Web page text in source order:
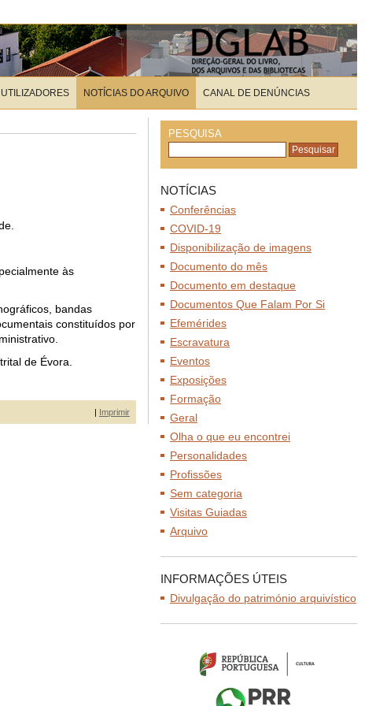
UTILIZADORES NOTÍCIAS DO ARQUIVO CANAL DE DENÚNCIAS
às
bandas
constituídos por
de Évora.
| Imprimir
PESQUISA
NOTÍCIAS
Conferências
COVID-19
Disponibilização de imagens
Documento do mês
Documento em destaque
Documentos Que Falam Por Si
Efemérides
Escravatura
Eventos
Exposições
Formação
Geral
Olha o que eu encontrei
Personalidades
Profissões
Sem categoria
Visitas Guiadas
Arquivo
INFORMAÇÕES ÚTEIS
Divulgação do património arquivístico